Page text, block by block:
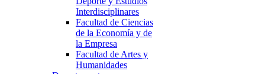
Interdisciplinares
Facultad de Ciencias
de la Economía y de
la Empresa
Facultad de Artes y
Humanidades